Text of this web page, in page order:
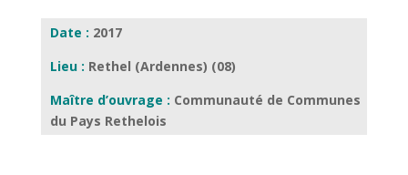
Date : 2017
Lieu : Rethel (Ardennes) (08)
Maître d’ouvrage : Communauté de Communes
du Pays Rethelois